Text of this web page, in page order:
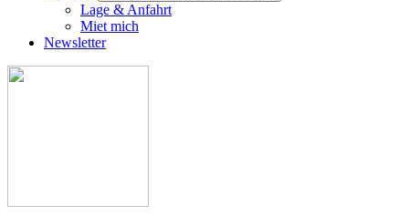
Lage & Anfahrt
Miet mich
Newsletter